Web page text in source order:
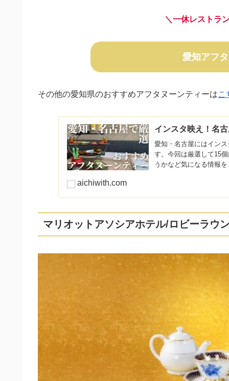
＼一休レストラ
愛知アフ
その他の愛知県のおすすめアフタヌーンティーはこ
インスタ映え！名
愛知・名古屋にはイン
す。今回は厳選して15
うかなど気になる情報
aichiwith.com
マリオットアソシアホテル/ロビーラウ